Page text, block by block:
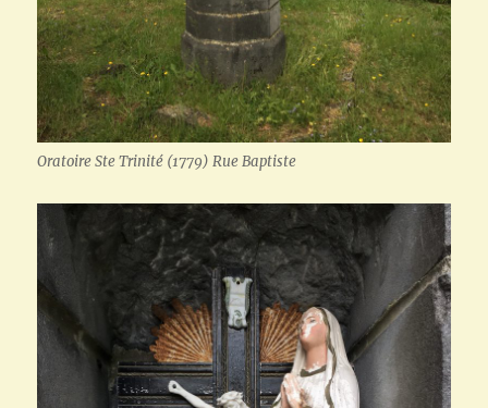
Oratoire Ste Trinité (1779) Rue Baptiste